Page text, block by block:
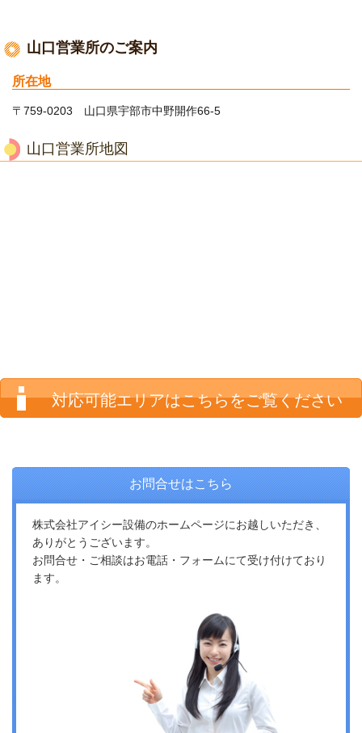
山口営業所のご案内
所在地
〒759-0203 山口県宇部市中野開作66-5
山口営業所地図
対応可能エリアはこちらをご覧ください
お問合せはこちら
株式会社アイシー設備のホームページにお越しいただき、
ありがとうございます。
お問合せ・ご相談はお電話・フォームにて受け付けており
ます。